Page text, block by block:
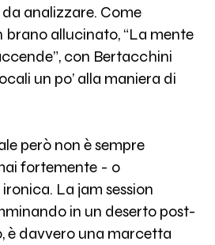
analizzare. Come
brano allucinato, “La mente
con Bertacchini
un po’ alla maniera di
però non è sempre
fortemente - o
La jam session
in un deserto post-
è davvero una marcetta